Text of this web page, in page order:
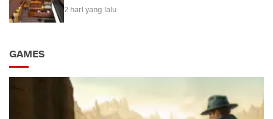
2 hari yang lalu
GAMES